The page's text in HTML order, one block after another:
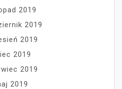
2019
2019
2019
2019
2019
2019